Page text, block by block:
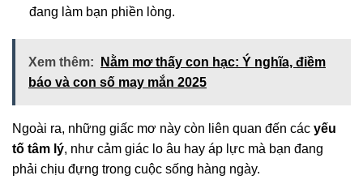
đang làm bạn phiền lòng.
Xem thêm:
Nằm mơ thấy con hạc: Ý nghĩa, điềm
báo và con số may mắn 2025
Ngoài ra, những giấc mơ này còn liên quan đến các yếu
tố tâm lý, như cảm giác lo âu hay áp lực mà bạn đang
phải chịu đựng trong cuộc sống hàng ngày.